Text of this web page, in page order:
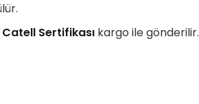
Sertifikası kargo ile gönderilir.